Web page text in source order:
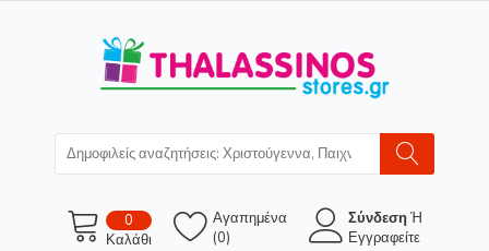
0
Καλάθι
Αγαπημένα
(0)
ΣύνδεσηΉ
Εγγραφείτε